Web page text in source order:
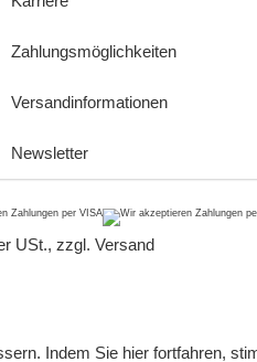
Zahlungsmöglichkeiten
Versandinformationen
Newsletter
USt., zzgl. Versand
Indem Sie hier fortfahren,